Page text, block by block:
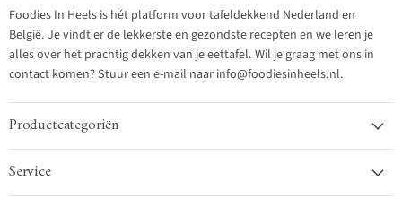
Foodies In Heels is hét platform voor tafeldekkend Nederland en
België. Je vindt er de lekkerste en gezondste recepten en we leren je
alles over het prachtig dekken van je eettafel. Wil je graag met ons in
contact komen? Stuur een e-mail naar info@foodiesinheels.nl.
Productcategoriën
Service